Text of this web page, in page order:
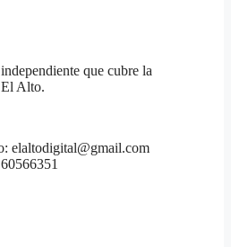
que cubre la
El Alto.
elaltodigital@gmail.com